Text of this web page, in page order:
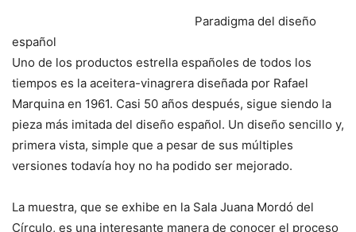
Paradigma del diseño
español
Uno de los productos estrella españoles de todos los
tiempos es la aceitera-vinagrera diseñada por Rafael
Marquina en 1961. Casi 50 años después, sigue siendo la
pieza más imitada del diseño español. Un diseño sencillo y,
primera vista, simple que a pesar de sus múltiples
versiones todavía hoy no ha podido ser mejorado.
La muestra, que se exhibe en la Sala Juana Mordó del
Círculo, es una interesante manera de conocer el proceso